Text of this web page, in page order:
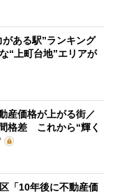
がある駅”ランキング
“上町台地”エリアが
産価格が上がる街／
格差 これから“輝く
「10年後に不動産価